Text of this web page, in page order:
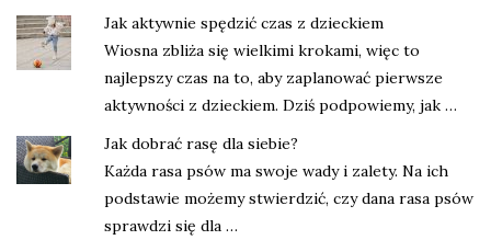
Jak aktywnie spędzić czas z dzieckiem
Wiosna zbliża się wielkimi krokami, więc to
najlepszy czas na to, aby zaplanować pierwsze
aktywności z dzieckiem. Dziś podpowiemy, jak …
Jak dobrać rasę dla siebie?
Każda rasa psów ma swoje wady i zalety. Na ich
podstawie możemy stwierdzić, czy dana rasa psów
sprawdzi się dla …